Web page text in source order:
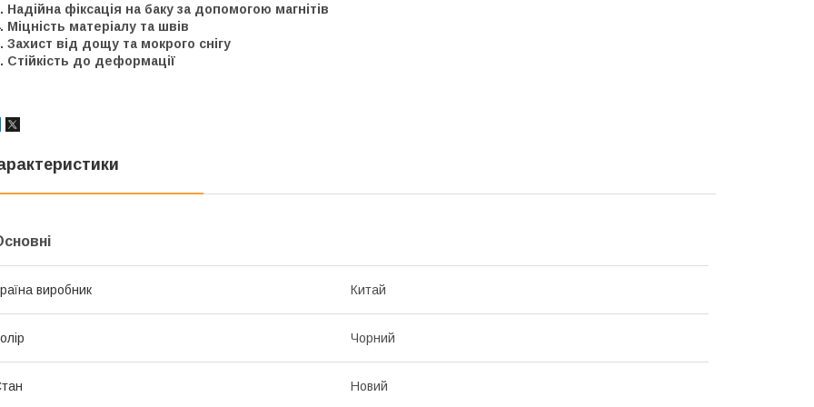
Надійна фіксація на баку за допомогою магнітів
Міцність матеріалу та швів
Захист від дощу та мокрого снігу
Стійкість до деформації
виробник Китай
Чорний
Новий